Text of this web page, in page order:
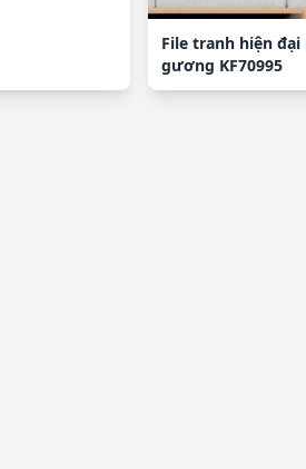
File tranh hiện đại
gương KF70995